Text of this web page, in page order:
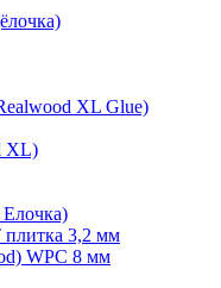
XL Glue)
XL)
Елочка)
плитка 3,2 мм
WPC 8 мм